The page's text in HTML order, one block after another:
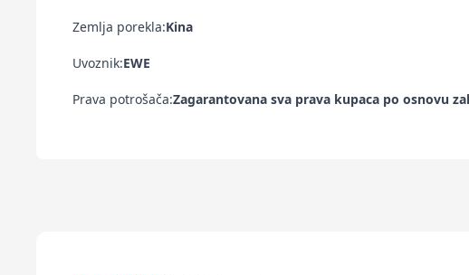
Zemlja porekla:Kina
Uvoznik:EWE
Prava potrošača:Zagarantovana sva prava kupaca po osnovu